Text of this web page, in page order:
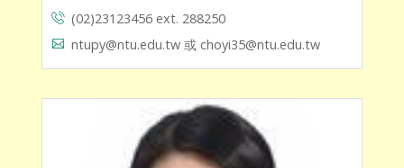
(02)23123456 ext. 288250
ntupy@ntu.edu.tw 或 choyi35@ntu.edu.tw